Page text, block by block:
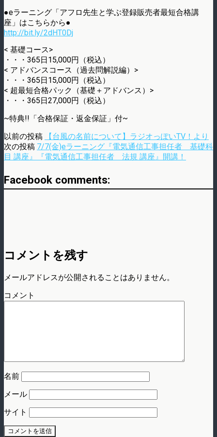
●eラーニング「アフロ先生と学ぶ登録販売者最短合格講
座」はこちらから●
http://bit.ly/2dHT0Dj
< 基礎コース>
・・・365日15,000円（税込）
< アドバンスコース（過去問解説編）>
・・・365日15,000円（税込）
< 超最短合格パック（基礎＋アドバンス）>
・・・365日27,000円（税込）
~特典!!「合格保証・返金保証」付~
以前の投稿
【台風の名前について】ラジオっぽいTV！より
次の投稿 7/7(金)eラーニング『電気通信工事担任者 基礎科
目 講座』『電気通信工事担任者 法規 講座』開講！
Facebook comments:
コメントを残す
メールアドレスが公開されることはありません。
コメント
名前
メール
サイト